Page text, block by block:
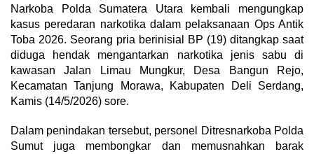
Narkoba Polda Sumatera Utara kembali mengungkap
kasus peredaran narkotika dalam pelaksanaan Ops Antik
Toba 2026. Seorang pria berinisial BP (19) ditangkap saat
diduga hendak mengantarkan narkotika jenis sabu di
kawasan Jalan Limau Mungkur, Desa Bangun Rejo,
Kecamatan Tanjung Morawa, Kabupaten Deli Serdang,
Kamis (14/5/2026) sore.
Dalam penindakan tersebut, personel Ditresnarkoba Polda
Sumut juga membongkar dan memusnahkan barak